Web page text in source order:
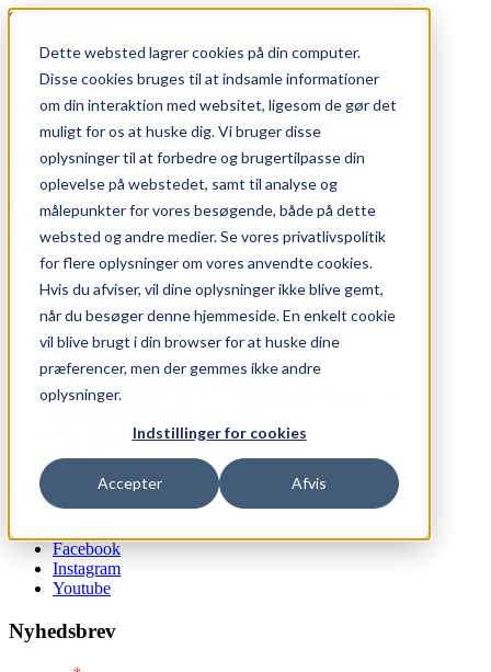
Dette websted lagrer cookies på din computer.
Disse cookies bruges til at indsamle informationer
om din interaktion med websitet, ligesom de gør det
muligt for os at huske dig. Vi bruger disse
oplysninger til at forbedre og brugertilpasse din
oplevelse på webstedet, samt til analyse og
målepunkter for vores besøgende, både på dette
websted og andre medier. Se vores privatlivspolitik
for flere oplysninger om vores anvendte cookies.
Hvis du afviser, vil dine oplysninger ikke blive gemt,
når du besøger denne hjemmeside. En enkelt cookie
vil blive brugt i din browser for at huske dine
præferencer, men der gemmes ikke andre
oplysninger.
Indstillinger for cookies
Accepter Afvis
Skip to content
0,00kr. 0 Cart
Video Eksempel
Med player controls
Uden player controls
9:16 format
Reventlowsgade 14, 1651 København (Møde- og
+45 6045 8345
info@styrkeleder.dk
Handelsbetingelser
Facebook
Instagram
Youtube
Nyhedsbrev